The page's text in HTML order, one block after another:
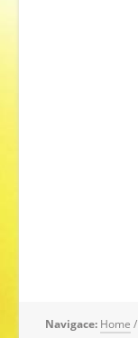
Navigace: Home /